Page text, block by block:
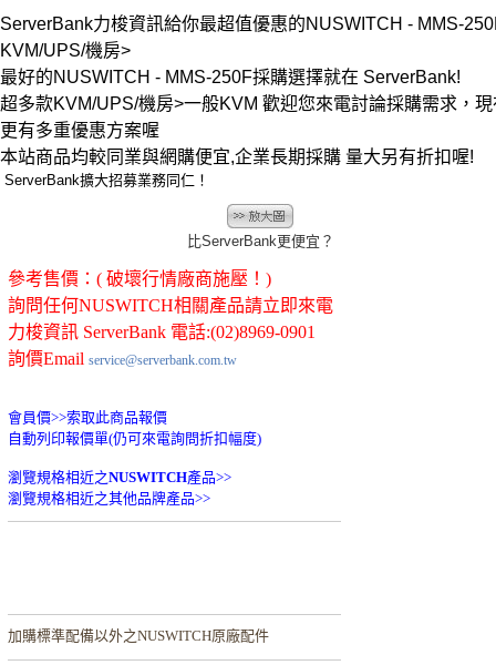
ServerBank力梭資訊給你最超值優惠的NUSWITCH - MMS-
KVM/UPS/機房>
最好的NUSWITCH - MMS-250F採購選擇就在 ServerBank!
超多款KVM/UPS/機房>一般KVM 歡迎您來電討論採購需求，現
更有多重優惠方案喔
本站商品均較同業與網購便宜,企業長期採購 量大另有折扣喔!
ServerBank擴大招募業務同仁！
比ServerBank更便宜？
參考售價：( 破壞行情廠商施壓！)
詢問任何NUSWITCH相關產品請立即來電
力梭資訊 ServerBank 電話:(02)8969-0901
詢價Email service@serverbank.com.tw
會員價>>索取此商品報價
自動列印報價單(仍可來電詢問折扣幅度)
瀏覽規格相近之NUSWITCH產品>>
瀏覽規格相近之其他品牌產品>>
加購標準配備以外之NUSWITCH原廠配件